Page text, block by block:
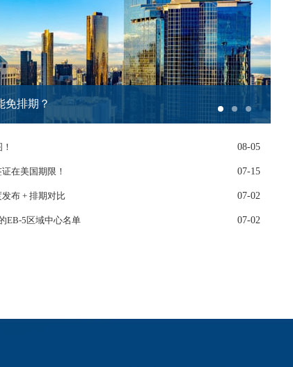
拿绿卡了吗？
08-05
在美国期限！ 07-15
布 + 排期对比 07-02
EB-5区域中心名单 07-02